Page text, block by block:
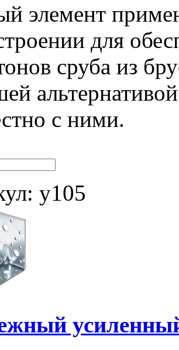
элемент
для
сруба из
с ними.
у105